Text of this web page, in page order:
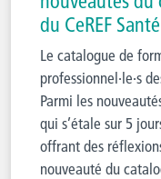
du CeREF Santé
Le catalogue de
professionnel·le·s
Parmi les
qui s’étale sur 5
offrant des
nouveauté du